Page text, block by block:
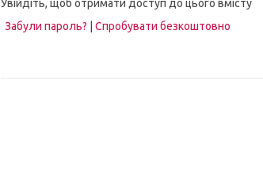
Увійдіть, щоб отримати доступ до цього вмісту
Забули пароль?
Спробувати безкоштовно